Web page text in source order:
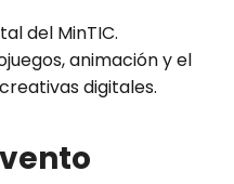
del MinTIC.
animación y el
digitales.